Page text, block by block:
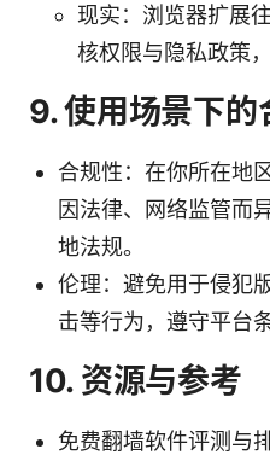
现实：浏览器扩展
核权限与隐私政策
9. 使用场景下的
合规性：在你所在地
因法律、网络监管而
地法规。
伦理：避免用于侵犯
击等行为，遵守平台
10. 资源与参考
免费翻墙软件评测与